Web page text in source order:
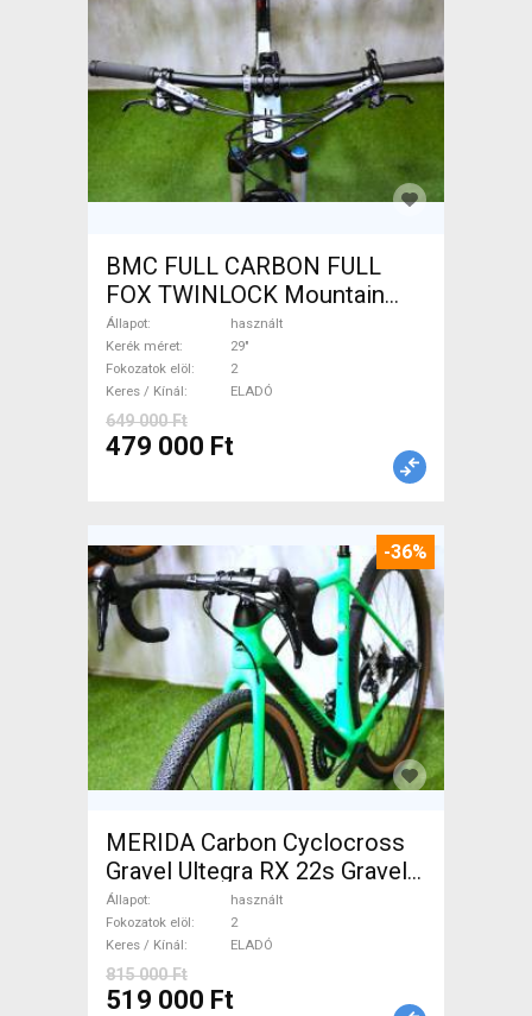
BMC FULL CARBON FULL
FOX TWINLOCK Mountain
Bike 29" össztelós / fully
használt ELADÓ
Állapot
használt
Kerék méret
29"
Fokozatok elöl
2
Keres / Kínál
ELADÓ
649 000 Ft
479 000 Ft
-36%
MERIDA Carbon Cyclocross
Gravel Ultegra RX 22s Gravel /
CX tárcsafék használt ELADÓ
Állapot
használt
Fokozatok elöl
2
Keres / Kínál
ELADÓ
815 000 Ft
519 000 Ft